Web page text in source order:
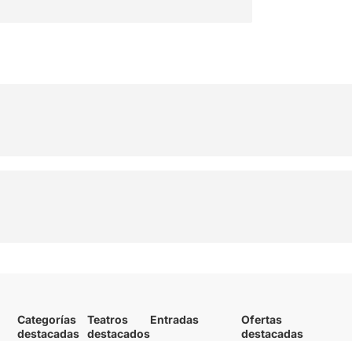
Categorías
destacadas
Teatros
destacados
Entradas
Ofertas
destacadas